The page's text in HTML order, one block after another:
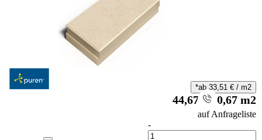
auf Anfrageliste
-
Anzahl
*ab 33,51 €/ m2
44,67 €/ 0,67 m2